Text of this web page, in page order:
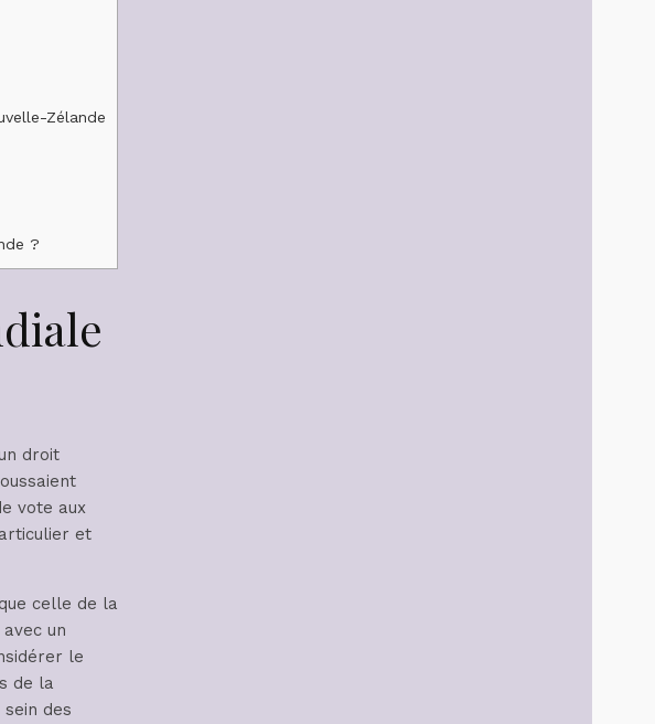
Zélande
?
droit
vote aux
et
celle de la
un
le
de la
des